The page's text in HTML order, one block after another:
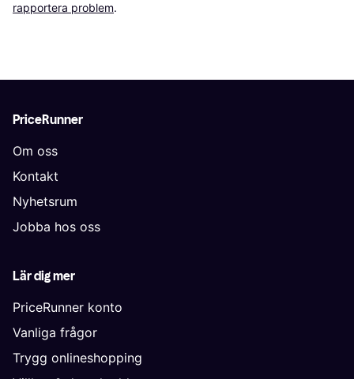
rapportera problem.
PriceRunner
Om oss
Kontakt
Nyhetsrum
Jobba hos oss
Lär dig mer
PriceRunner konto
Vanliga frågor
Trygg onlineshopping